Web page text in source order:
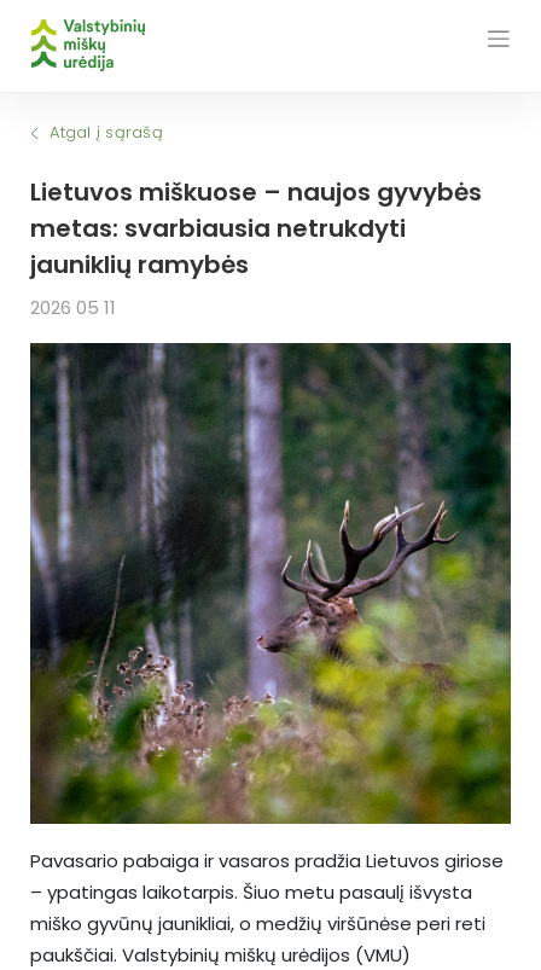
2026 05 11
Lietuvos miškuose – naujos gyvybės
metas: svarbiausia netrukdyti
jauniklių ramybės
Atgal į sąrašą
Pavasario pabaiga ir vasaros pradžia Lietuvos giriose
– ypatingas laikotarpis. Šiuo metu pasaulį išvysta
miško gyvūnų jaunikliai, o medžių viršūnėse peri reti
paukščiai. Valstybinių miškų urėdijos (VMU)